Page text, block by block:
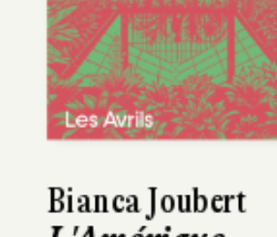
Asako Yuzuki